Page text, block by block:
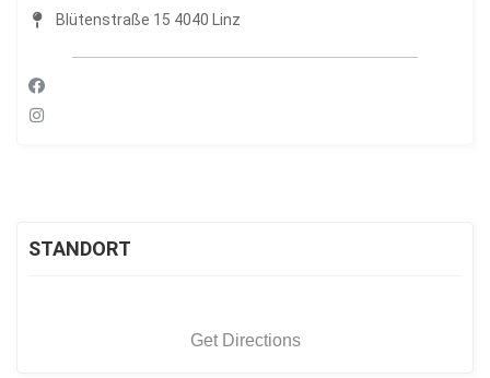
Blütenstraße 15 4040 Linz
STANDORT
Get Directions